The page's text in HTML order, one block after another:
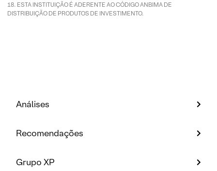
ESTA INSTITUIÇÃO É ADERENTE AO CÓDIGO ANBIMA DE
DISTRIBUIÇÃO DE PRODUTOS DE INVESTIMENTO.
Análises
Recomendações
Grupo XP